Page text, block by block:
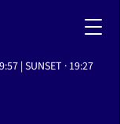
| SUNSET · 19:27